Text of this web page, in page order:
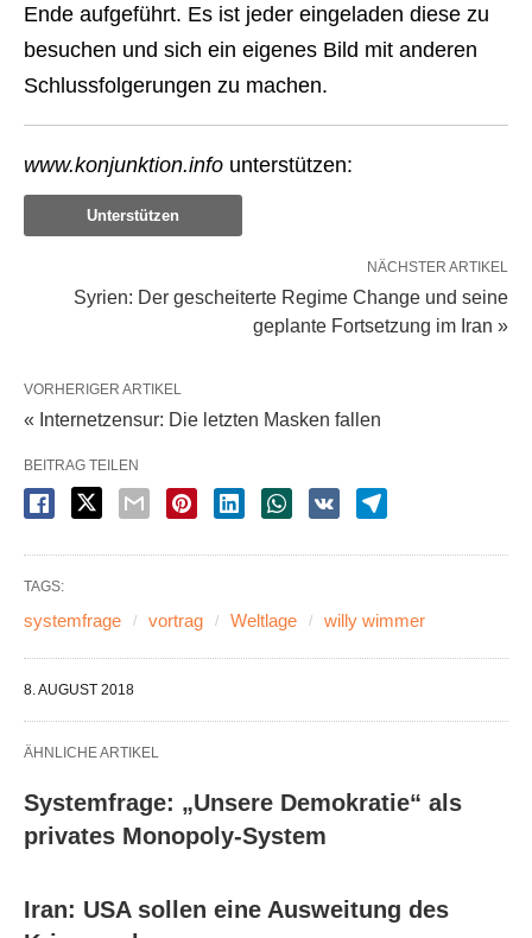
Ende aufgeführt. Es ist jeder eingeladen diese zu
besuchen und sich ein eigenes Bild mit anderen
Schlussfolgerungen zu machen.
www.konjunktion.info unterstützen:
Unterstützen
NÄCHSTER ARTIKEL
Syrien: Der gescheiterte Regime Change und seine
geplante Fortsetzung im Iran »
VORHERIGER ARTIKEL
« Internetzensur: Die letzten Masken fallen
BEITRAG TEILEN
TAGS:
systemfrage vortrag Weltlage willy wimmer
8. AUGUST 2018
ÄHNLICHE ARTIKEL
Systemfrage: „Unsere Demokratie“ als
privates Monopoly-System
Iran: USA sollen eine Ausweitung des